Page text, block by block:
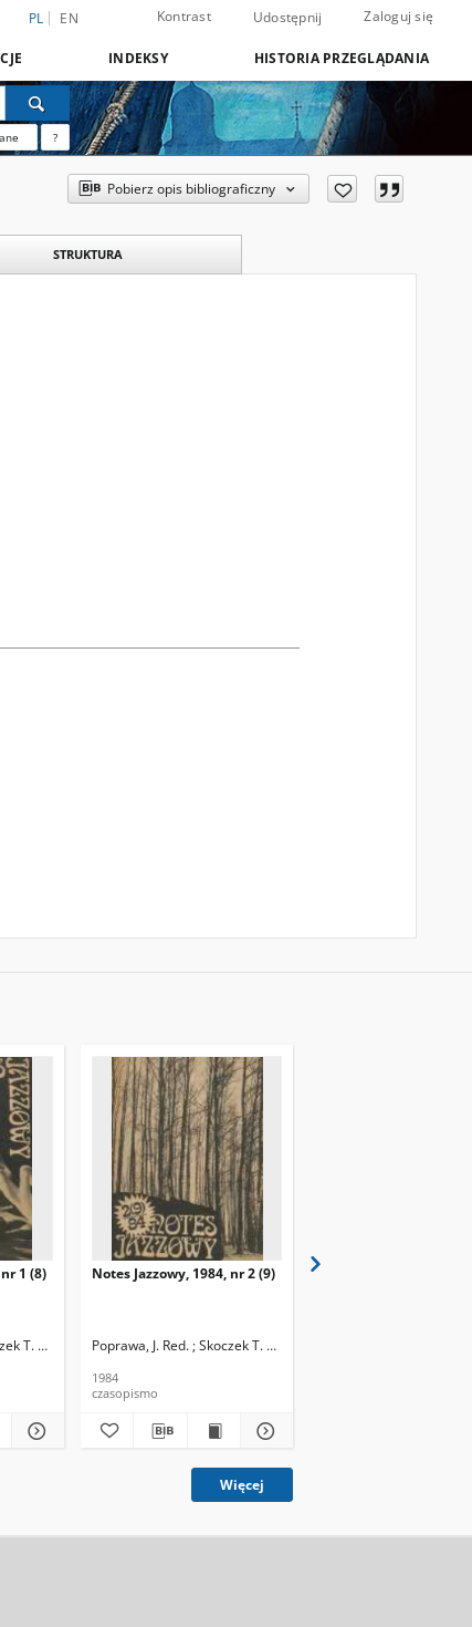
PL EN Kontrast Udostępnij Zaloguj się
INDEKSY HISTORIA PRZEGLĄDANIA
?
Pobierz opis bibliograficzny
STRUKTURA
1 (8)
T. Red.
Notes Jazzowy, 1984, nr 2 (9)
Poprawa, J. Red. ; Skoczek T. Red.
1984
czasopismo
Więcej